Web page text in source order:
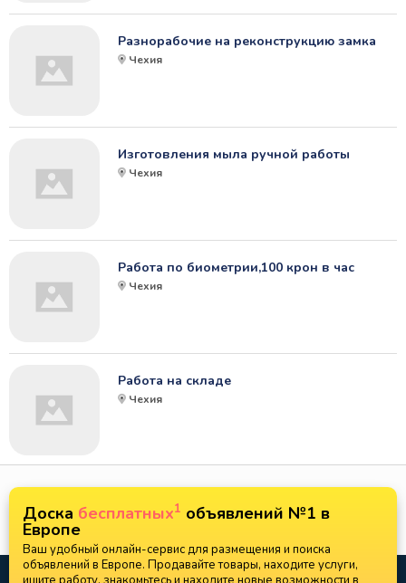
Разнорабочие на реконструкцию замка
Чехия
Изготовления мыла ручной работы
Чехия
Работа по биометрии,100 крон в час
Чехия
Работа на складе
Чехия
Доска бесплатных1 объявлений №1 в
Европе
Ваш удобный онлайн-сервис для размещения и поиска
объявлений в Европе. Продавайте товары, находите услуги,